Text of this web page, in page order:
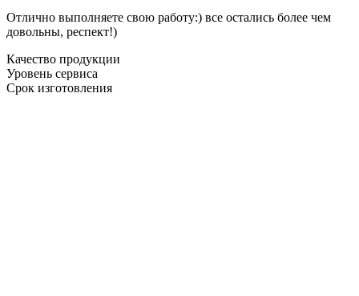
Отлично выполняете свою работу:) все остались более чем
довольны, респект!)
Качество продукции
Уровень сервиса
Срок изготовления